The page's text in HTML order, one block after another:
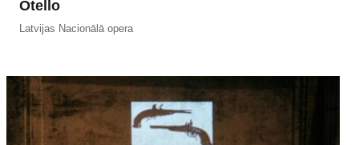
Otello
Latvijas Nacionālā opera